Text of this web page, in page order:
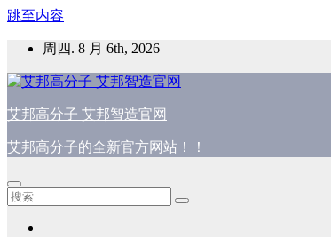
跳至内容
周四. 8 月 6th, 2026
艾邦高分子 艾邦智造官网
艾邦高分子的全新官方网站！！